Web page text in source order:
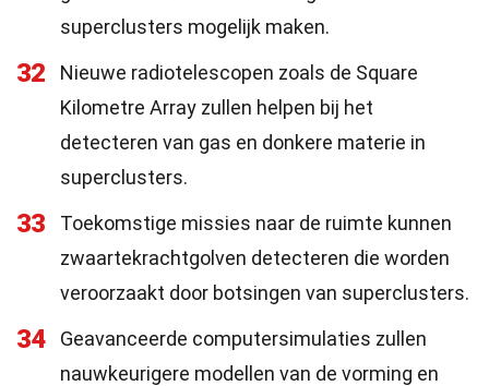
superclusters mogelijk maken.
32
Nieuwe radiotelescopen zoals de Square
Kilometre Array zullen helpen bij het
detecteren van gas en donkere materie in
superclusters.
33
Toekomstige missies naar de ruimte kunnen
zwaartekrachtgolven detecteren die worden
veroorzaakt door botsingen van superclusters.
34
Geavanceerde computersimulaties zullen
nauwkeurigere modellen van de vorming en